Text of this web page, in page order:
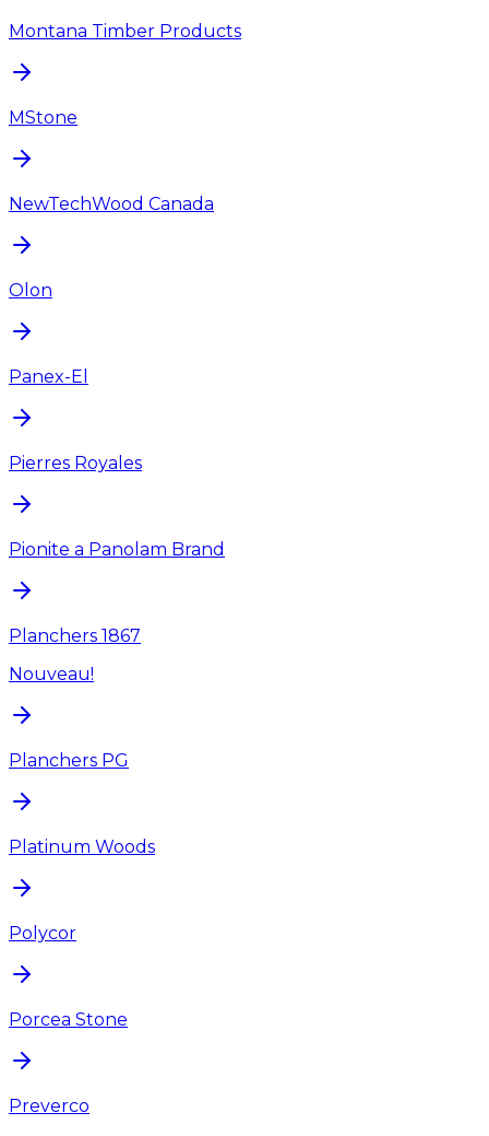
Montana Timber Products
MStone
NewTechWood Canada
Olon
Panex-El
Pierres Royales
Pionite a Panolam Brand
Planchers 1867
Nouveau!
Planchers PG
Platinum Woods
Polycor
Porcea Stone
Preverco